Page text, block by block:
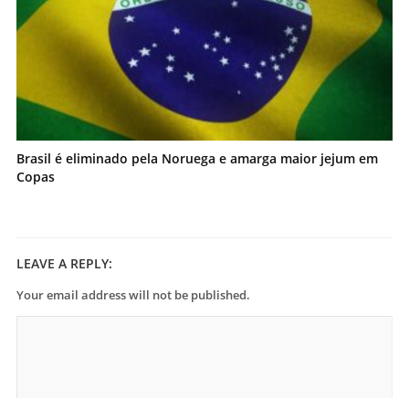
Brasil é eliminado pela Noruega e amarga maior jejum em
Copas
LEAVE A REPLY:
Your email address will not be published.